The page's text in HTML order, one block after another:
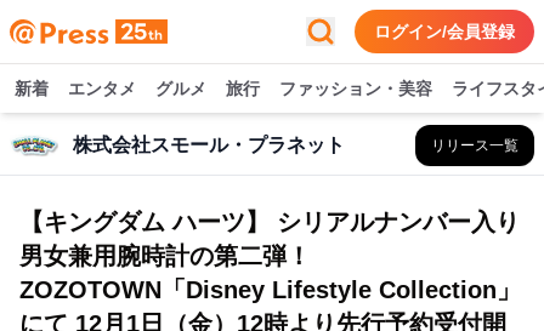
ログイン/会員登録
新着 エンタメ グルメ 旅行 ファッション・美容 ライフスタ
株式会社スモール・プラネット リリース一覧
【キングダム ハーツ】 シリアルナンバー入り
男女兼用腕時計の第二弾！
ZOZOTOWN「Disney Lifestyle Collection」
にて 12月1日（金）12時より先行予約受付開